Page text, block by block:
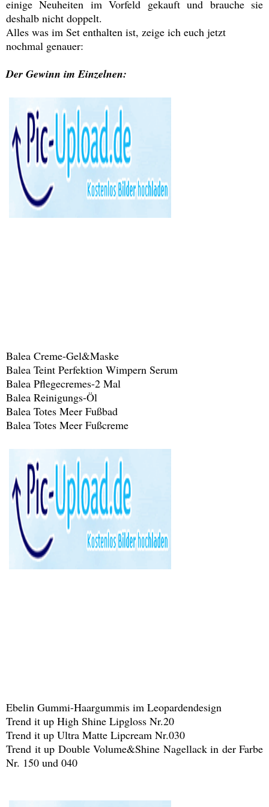
einige Neuheiten im Vorfeld gekauft und brauche sie
deshalb nicht doppelt.
Alles was im Set enthalten ist, zeige ich euch jetzt
nochmal genauer:
Der Gewinn im Einzelnen:
Balea Creme-Gel&Maske
Balea Teint Perfektion Wimpern Serum
Balea Pflegecremes-2 Mal
Balea Reinigungs-Öl
Balea Totes Meer Fußbad
Balea Totes Meer Fußcreme
Ebelin Gummi-Haargummis im Leopardendesign
Trend it up High Shine Lipgloss Nr.20
Trend it up Ultra Matte Lipcream Nr.030
Trend it up Double Volume&Shine Nagellack in der Farbe
Nr. 150 und 040